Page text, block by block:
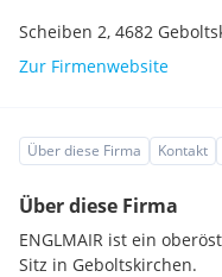
Scheiben 2, 4682
Zur Firmenwebsite
Über diese Firma Kontakt
Über diese Firma
ENGLMAIR ist ein
Sitz in Geboltskirchen.